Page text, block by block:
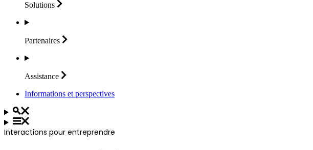
Solutions
Partenaires
Assistance
Informations et perspectives
Interactions pour entreprendre